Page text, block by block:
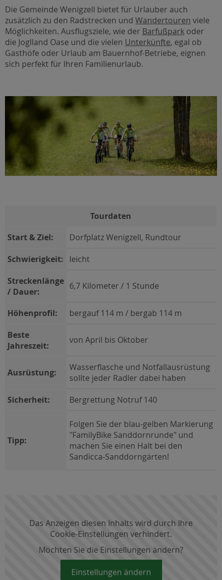
Die Gemeinde Wenigzell bietet für Urlauber auch
zusätzlich zu den Radstrecken und Wandertouren viele
Möglichkeiten. Ausflugsziele, wie der Barfußpark oder
die Joglland Oase und die vielen Unterkünfte, egal ob
Gasthöfe oder Urlaub am Bauernhof-Betriebe, eignen
sich perfekt für Ihren Familienurlaub.
Tourdaten
Start & Ziel:
Dorfplatz Wenigzell, Rundtour
Schwierigkeit:
leicht
Streckenlänge
/ Dauer:
6,7 Kilometer / 1 Stunde
Höhenprofil:
bergauf 114 m / bergab 114 m
Beste
Jahreszeit:
von April bis Oktober
Ausrüstung:
Wasserflasche und Notfallausrüstung
sollte jeder Radler dabei haben
Sicherheit:
Bergrettung Notruf 140
Tipp:
Folgen Sie der blau-gelben Markierung
"FamilyBike Sanddornrunde" und
machen Sie einen Halt bei den
Sandicca-Sanddorngärten!
Das Anzeigen diesen Inhalts wird durch Ihre
Cookie-Einstellungen verhindert.
Möchten Sie die Einstellungen ändern?
Einstellungen ändern